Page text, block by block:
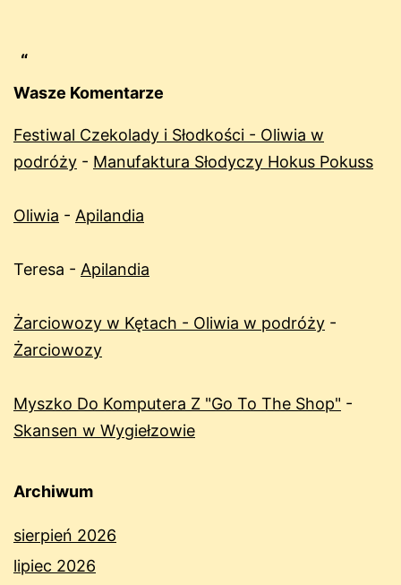
Wasze Komentarze
Festiwal Czekolady i Słodkości - Oliwia w
podróży - Manufaktura Słodyczy Hokus Pokuss
Oliwia - Apilandia
Teresa - Apilandia
Żarciowozy w Kętach - Oliwia w podróży -
Żarciowozy
Myszko Do Komputera Z "Go To The Shop" -
Skansen w Wygiełzowie
Archiwum
sierpień 2026
lipiec 2026